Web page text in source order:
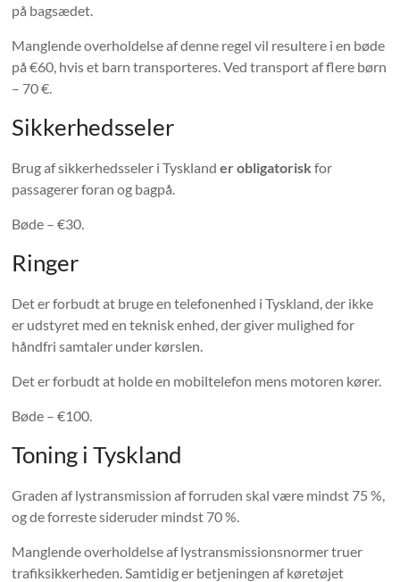
på bagsædet.
Manglende overholdelse af denne regel vil resultere i en bøde
på €60, hvis et barn transporteres. Ved transport af flere børn
– 70 €.
Sikkerhedsseler
Brug af sikkerhedsseler i Tysklander obligatorisk for
passagerer foran og bagpå.
Bøde – €30.
Ringer
Det er forbudt at bruge en telefonenhed i Tyskland, der ikke
er udstyret med en teknisk enhed, der giver mulighed for
håndfri samtaler under kørslen.
Det er forbudt at holde en mobiltelefon mens motoren kører.
Bøde – €100.
Toning i Tyskland
Graden af ​​lystransmission af forruden skal være mindst 75 %,
og de forreste sideruder mindst 70 %.
Manglende overholdelse af lystransmissionsnormer truer
trafiksikkerheden. Samtidig er betjeningen af ​​køretøjet